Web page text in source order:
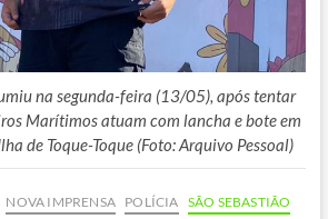
na segunda-feira (13/05), após tentar
Marítimos atuam com lancha e bote em
de Toque-Toque (Foto: Arquivo Pessoal)
NOVA IMPRENSA POLÍCIA SÃO SEBASTIÃO